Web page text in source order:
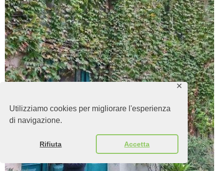
Utilizziamo cookies per migliorare l'esperienza
di navigazione.
Rifiuta Accetta
✕